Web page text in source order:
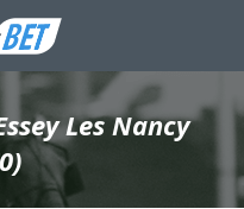
Les Nancy